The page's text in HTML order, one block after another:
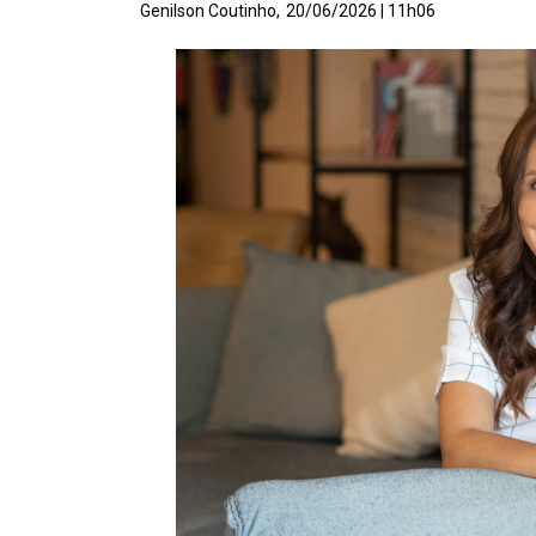
Genilson Coutinho, 20/06/2026 | 11h06